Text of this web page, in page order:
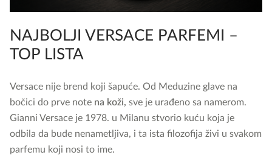
NAJBOLJI VERSACE PARFEMI –
TOP LISTA
Versace nije brend koji šapuće. Od Meduzine glave na
bočici do prve note na koži, sve je urađeno sa namerom.
Gianni Versace je 1978. u Milanu stvorio kuću koja je
odbila da bude nenametljiva, i ta ista filozofija živi u svakom
parfemu koji nosi to ime.